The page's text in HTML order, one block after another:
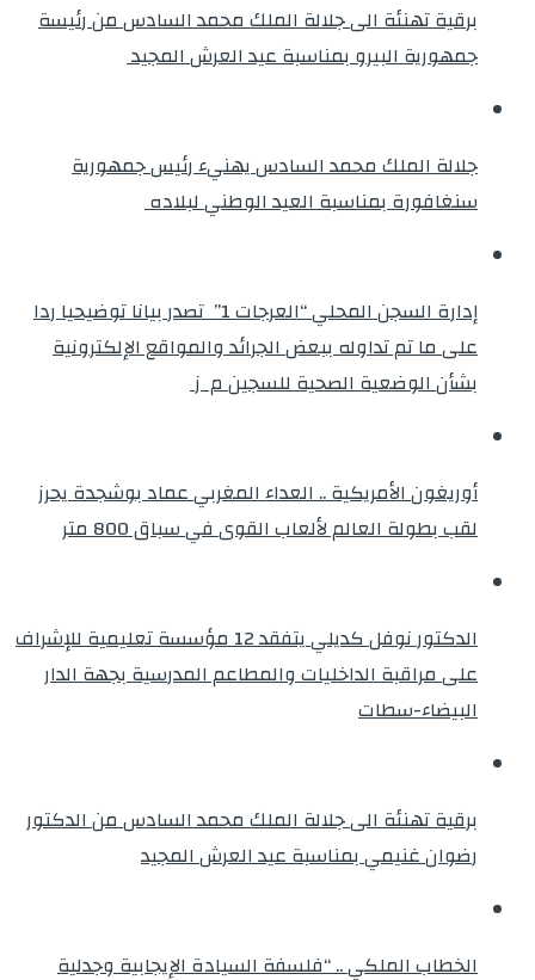
برقية تهنئة الى جلالة الملك محمد السادس من رئيسة
جمهورية البيرو بمناسبة عيد العرش المجيد
جلالة الملك محمد السادس يهنيء رئيس جمهورية
سنغافورة بمناسبة العيد الوطني لبلاده
إدارة السجن المحلي “العرجات 1” تصدر بيانا توضيحيا ردا
على ما تم تداوله ببعض الجرائد والمواقع الإلكترونية
بشأن الوضعية الصحية للسجين م ز
أوريغون الأمريكية .. العداء المغربي عماد بوشجدة يحرز
لقب بطولة العالم لألعاب القوى في سباق 800 متر
الدكتور نوفل كديلي يتفقد 12 مؤسسة تعليمية للإشراف
على مراقبة الداخليات والمطاعم المدرسية بجهة الدار
البيضاء-سطات
برقية تهنئة الى جلالة الملك محمد السادس من الدكتور
رضوان غنيمي بمناسبة عيد العرش المجيد
الخطاب الملكي .. “فلسفة السيادة الإيجابية وجدلية